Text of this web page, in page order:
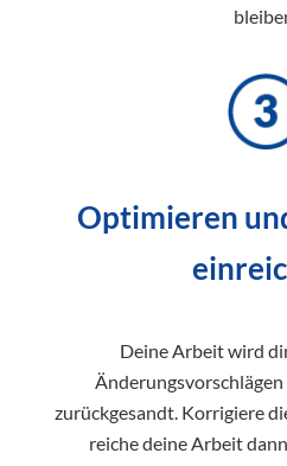
Optimieren
Deine Arbeit wird
zurückgesandt. Korrigiere
reiche deine Arbeit